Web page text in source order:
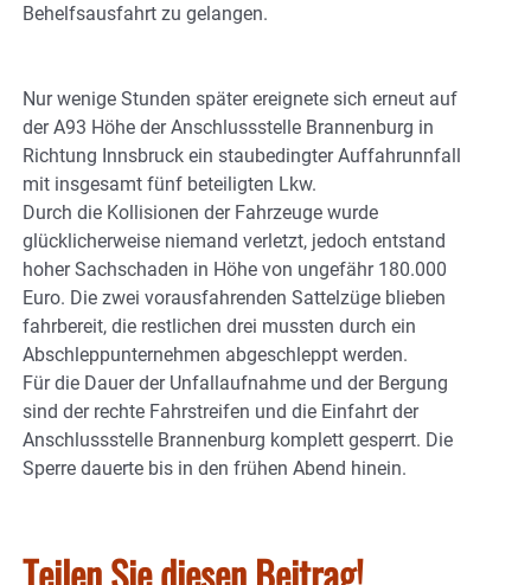
Behelfsausfahrt zu gelangen.
Nur wenige Stunden später ereignete sich erneut auf
der A93 Höhe der Anschlussstelle Brannenburg in
Richtung Innsbruck ein staubedingter Auffahrunnfall
mit insgesamt fünf beteiligten Lkw.
Durch die Kollisionen der Fahrzeuge wurde
glücklicherweise niemand verletzt, jedoch entstand
hoher Sachschaden in Höhe von ungefähr 180.000
Euro. Die zwei vorausfahrenden Sattelzüge blieben
fahrbereit, die restlichen drei mussten durch ein
Abschleppunternehmen abgeschleppt werden.
Für die Dauer der Unfallaufnahme und der Bergung
sind der rechte Fahrstreifen und die Einfahrt der
Anschlussstelle Brannenburg komplett gesperrt. Die
Sperre dauerte bis in den frühen Abend hinein.
Teilen Sie diesen Beitrag!